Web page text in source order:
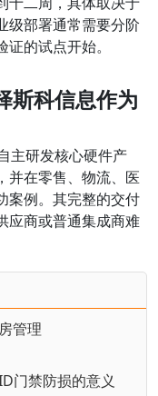
级部署通常需要分阶
的试点开始。
斯科信息作为
主研发核心硬件产
并在零售、物流、医
案例。其完整的交付
应商或普通集成商难
管理
门禁防损的意义